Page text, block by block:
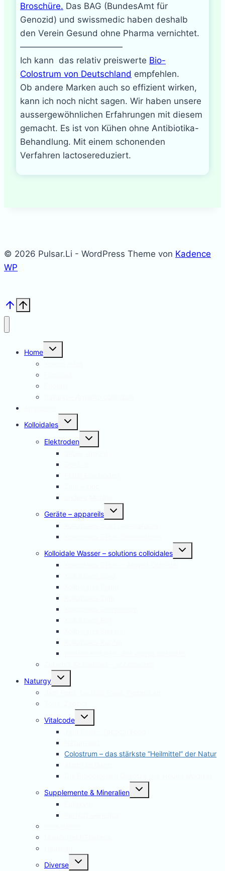
Broschüre. Das BAG (BundesAmt für
Genozid) und swissmedic haben deshalb
den Verein Gesund ohne Pharma vernichtet.
————————————
Ich kann das relativ preiswerte Bio-
Colostrum von Deutschland empfehlen.
Ob andere Marken auch so effizient wirken,
kann ich noch nicht sagen. Wir haben unsere
aussergewöhnlichen Erfahrungen mit diesem
gemacht. Es ist von Kühen ohne Antibiotika-
Behandlung. Mit einem schonenden
Verfahren lactosereduziert.
© 2026 Pulsar.Li - WordPress Theme von Kadence
WP
Home
Untermenü
Kolloidales
Untermenü
Elektroden
Untermenü
Geräte – appareils
Untermenü
Kolloidale Wasser – solutions colloidales
Untermenü
Naturgy
Untermenü
Vitalcode
Untermenü
Colostrum – das stärkste “Heilmittel” der Natur
Supplemente & Mineralien
Untermenü
Diverse
Untermenü